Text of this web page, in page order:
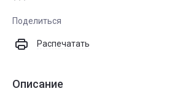
Поделиться
Распечатать
Описание